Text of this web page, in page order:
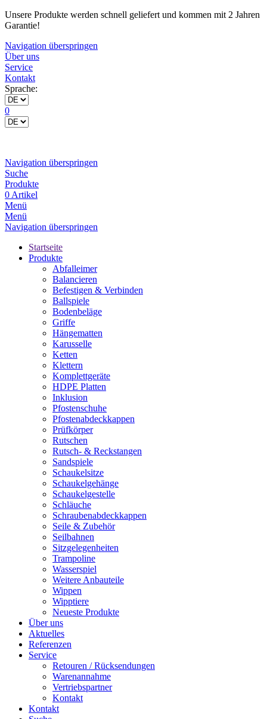
Unsere Produkte werden schnell geliefert und kommen mit 2 Jahren
Garantie!
Navigation überspringen
Über uns
Service
Kontakt
Sprache:
0
Navigation überspringen
Suche
Produkte
0 Artikel
Menü
Menü
Navigation überspringen
Startseite
Produkte
Abfalleimer
Balancieren
Befestigen & Verbinden
Ballspiele
Bodenbeläge
Griffe
Hängematten
Karusselle
Ketten
Klettern
Komplettgeräte
HDPE Platten
Inklusion
Pfostenschuhe
Pfostenabdeckkappen
Prüfkörper
Rutschen
Rutsch- & Reckstangen
Sandspiele
Schaukelsitze
Schaukelgehänge
Schaukelgestelle
Schläuche
Schraubenabdeckkappen
Seile & Zubehör
Seilbahnen
Sitzgelegenheiten
Trampoline
Wasserspiel
Weitere Anbauteile
Wippen
Wipptiere
Neueste Produkte
Über uns
Aktuelles
Referenzen
Service
Retouren / Rücksendungen
Warenannahme
Vertriebspartner
Kontakt
Kontakt